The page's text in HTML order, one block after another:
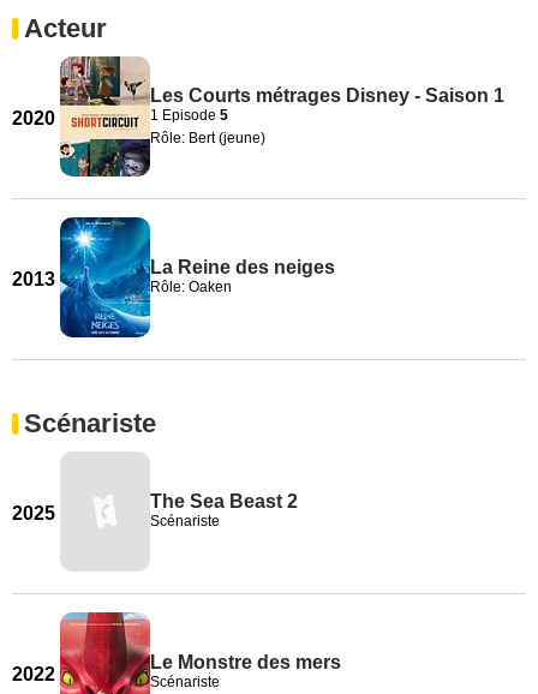
Acteur
2020
Les Courts métrages Disney - Saison 1
1 Episode 5
Rôle: Bert (jeune)
2013
La Reine des neiges
Rôle: Oaken
Scénariste
2025
The Sea Beast 2
Scénariste
2022
Le Monstre des mers
Scénariste